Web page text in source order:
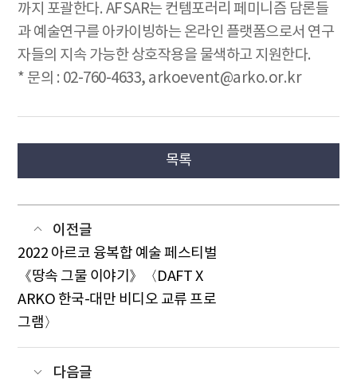
까지 포괄한다. AFSAR는 컨템포러리 페미니즘 담론들
과 예술연구를 아카이빙하는 온라인 플랫폼으로서 연구
자들의 지속 가능한 상호작용을 물색하고 지원한다.
* 문의 : 02-760-4633, arkoevent@arko.or.kr
목록
이전글
2022 아르코 융복합 예술 페스티벌
《땅속 그물 이야기》〈DAFT X
ARKO 한국-대만 비디오 교류 프로
그램〉
다음글